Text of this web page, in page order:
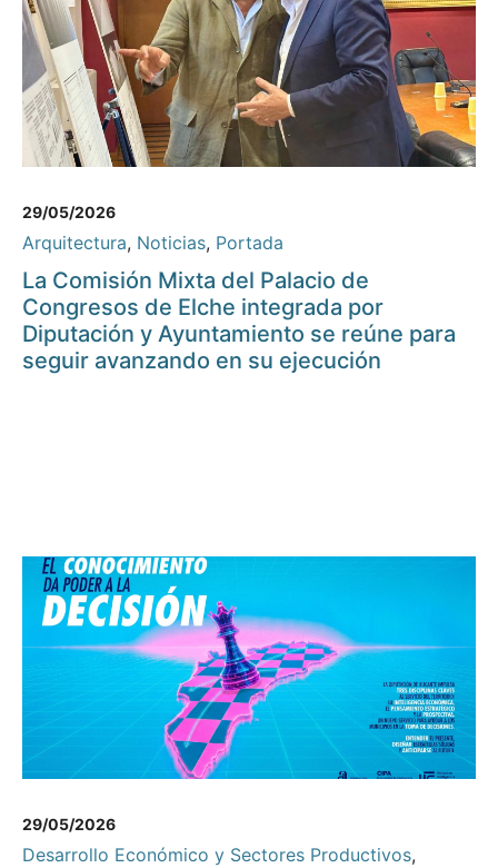
29/05/2026
Arquitectura, Noticias, Portada
La Comisión Mixta del Palacio de
Congresos de Elche integrada por
Diputación y Ayuntamiento se reúne para
seguir avanzando en su ejecución
29/05/2026
Desarrollo Económico y Sectores Productivos,